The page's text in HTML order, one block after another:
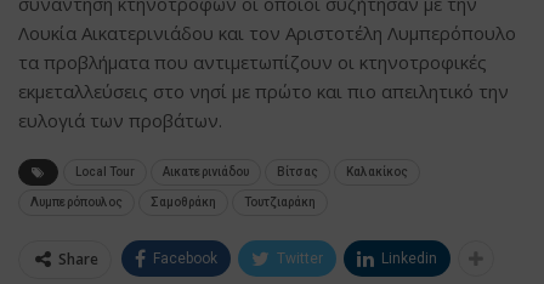
Λουκία Αικατερινιάδου και τον Αριστοτέλη Λυμπερόπουλο
τα προβλήματα που αντιμετωπίζουν οι κτηνοτροφικές
εκμεταλλεύσεις στο νησί με πρώτο και πιο απειλητικό την
ευλογιά των προβάτων.
Local Tour Αικατερινιάδου Βίτσας Καλακίκος
Λυμπερόπουλος Σαμοθράκη Τουτζιαράκη
Share Facebook Twitter Linkedin